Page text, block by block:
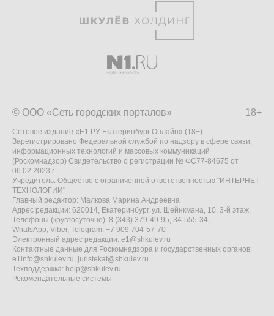
18+
© ООО «Сеть городских порталов»
Сетевое издание «Е1.РУ Екатеринбург Онлайн» (18+)
Зарегистрировано Федеральной службой по надзору в сфере связи,
информационных технологий и массовых коммуникаций
(Роскомнадзор) Свидетельство о регистрации № ФС77-84675 от
06.02.2023 г.
Учредитель: Общество с ограниченной ответственностью "ИНТЕРНЕТ
ТЕХНОЛОГИИ"
Главный редактор: Малкова Марина Андреевна
Адрес редакции: 620014, Екатеринбург, ул. Шейнкмана, 10, 3-й этаж,
Телефоны (круглосуточно): 8 (343) 379-49-95, 34-555-34,
WhatsApp, Viber, Telegram: +7 909 704-57-70
Электронный адрес редакции: e1@shkulev.ru
Контактные данные для Роскомнадзора и государственных органов:
e1info@shkulev.ru, juristekat@shkulev.ru
Техподдержка: help@shkulev.ru
Рекомендательные системы